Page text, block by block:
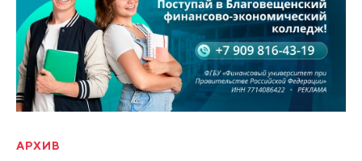
АРХИВ